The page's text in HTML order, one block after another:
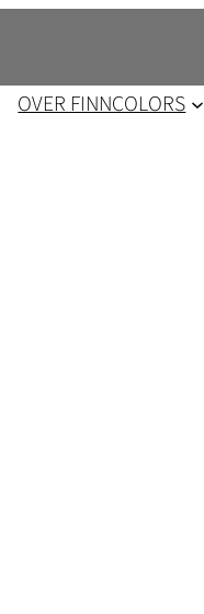
OVER FINNCOLORS